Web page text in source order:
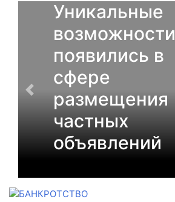
Уникальные
возможности
появились в
сфере
размещения
частных
объявлений